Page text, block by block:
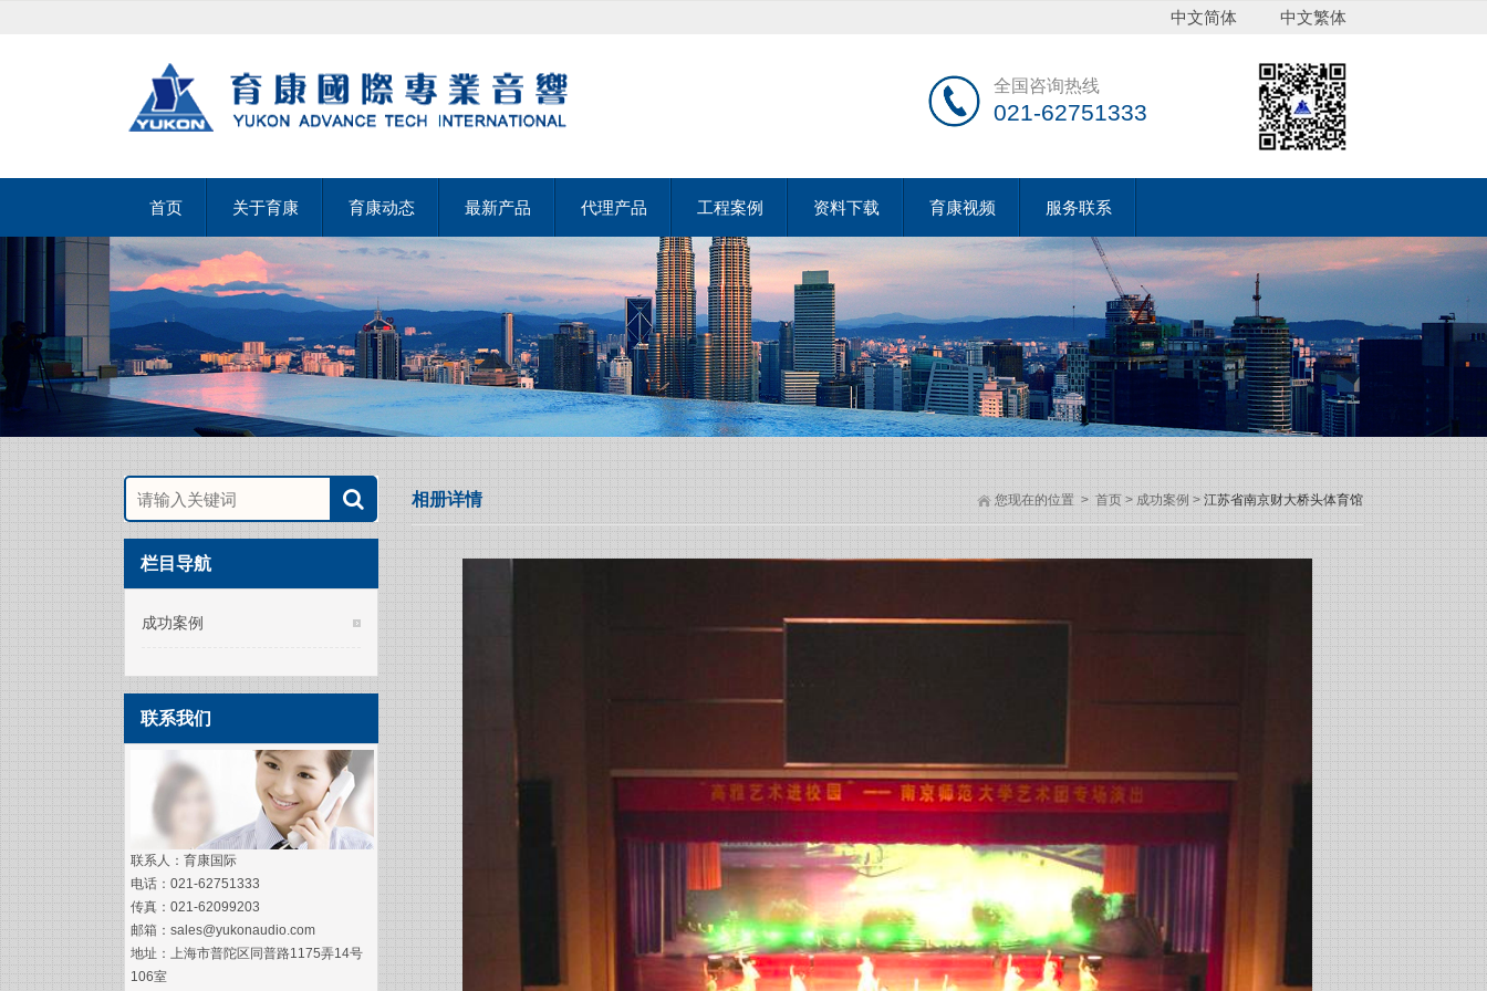
中文简体 中文繁体
全国咨询热线
021-62751333
首页 关于育康 育康动态 最新产品 代理产品 工程案例 资料下载 育康视频 服务联系
您现在的位置 > 首页 > 成功案例 > 江苏省南京财大桥头体育馆
相册详情
栏目导航
成功案例
联系我们
联系人：育康国际
电话：021-62751333
传真：021-62099203
邮箱：sales@yukonaudio.com
地址：上海市普陀区同普路1175弄14号
106室